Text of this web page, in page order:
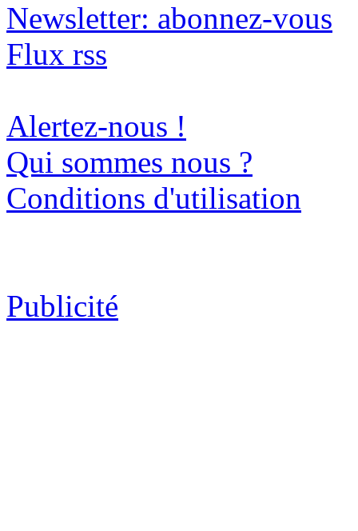
Newsletter: abonnez-vous
Flux rss
Alertez-nous !
Qui sommes nous ?
Conditions d'utilisation
Publicité